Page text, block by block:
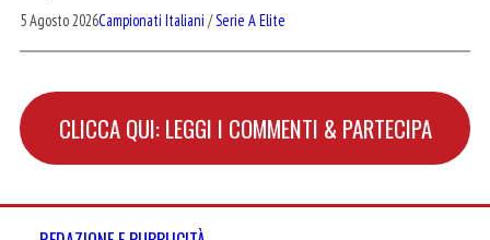
5 Agosto 2026Campionati Italiani /Serie A Elite
CLICCA QUI: LEGGI I COMMENTI & PARTECIPA